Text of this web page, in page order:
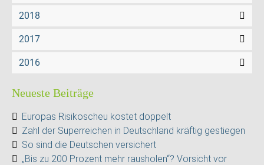
2018
2017
2016
Neueste Beiträge
Europas Risikoscheu kostet doppelt
Zahl der Superreichen in Deutschland kräftig gestiegen
So sind die Deutschen versichert
„Bis zu 200 Prozent mehr rausholen“? Vorsicht vor